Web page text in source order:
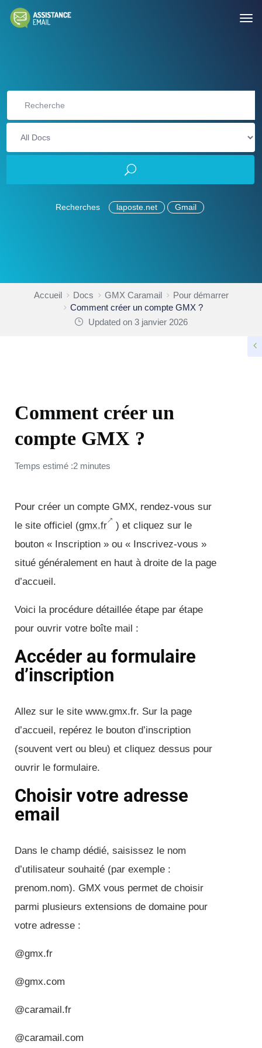
Recherches laposte.net Gmail
Accueil Docs GMX Caramail
Pour démarrer
Comment créer un compte GMX ?
Updated on 3 janvier 2026
Comment créer un
compte GMX ?
Temps estimé :2 minutes
Pour créer un compte GMX, rendez-vous sur
le site officiel (gmx.fr
) et cliquez sur le
bouton « Inscription » ou « Inscrivez-vous »
situé généralement en haut à droite de la page
d’accueil.
Voici la procédure détaillée étape par étape
pour ouvrir votre boîte mail :
Accéder au formulaire
d’inscription
Allez sur le site www.gmx.fr. Sur la page
d’accueil, repérez le bouton d’inscription
(souvent vert ou bleu) et cliquez dessus pour
ouvrir le formulaire.
Choisir votre adresse
email
Dans le champ dédié, saisissez le nom
d’utilisateur souhaité (par exemple :
prenom.nom). GMX vous permet de choisir
parmi plusieurs extensions de domaine pour
votre adresse :
@gmx.fr
@gmx.com
@caramail.fr
@caramail.com